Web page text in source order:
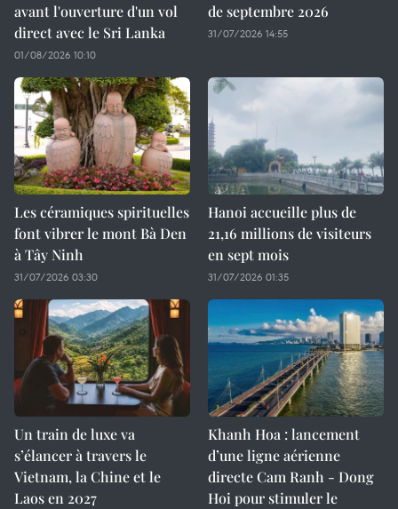
avant l'ouverture d'un vol
direct avec le Sri Lanka
01/08/2026 10:10
de septembre 2026
31/07/2026 14:55
Les céramiques spirituelles
font vibrer le mont Bà Den
à Tây Ninh
31/07/2026 03:30
Hanoi accueille plus de
21,16 millions de visiteurs
en sept mois ​
31/07/2026 01:35
Un train de luxe va
s’élancer à travers le
Vietnam, la Chine et le
Laos en 2027
Khanh Hoa : lancement
d’une ligne aérienne
directe Cam Ranh - Dong
Hoi pour stimuler le